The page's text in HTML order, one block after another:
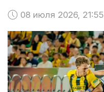
08 июля 2026, 21:55